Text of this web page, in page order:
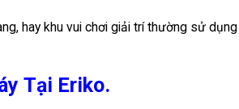
hay khu vui chơi giải trí thường sử dụng
Tại Eriko.